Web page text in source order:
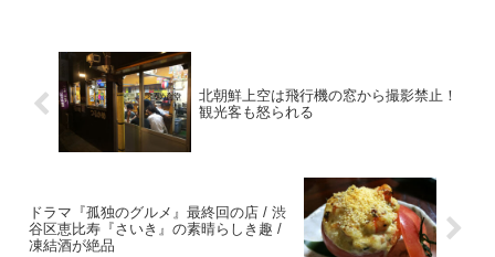
北朝鮮上空は飛行機の窓から撮影禁止！
観光客も怒られる
ドラマ『孤独のグルメ』最終回の店 / 渋
谷区恵比寿『さいき』の素晴らしき趣 /
凍結酒が絶品